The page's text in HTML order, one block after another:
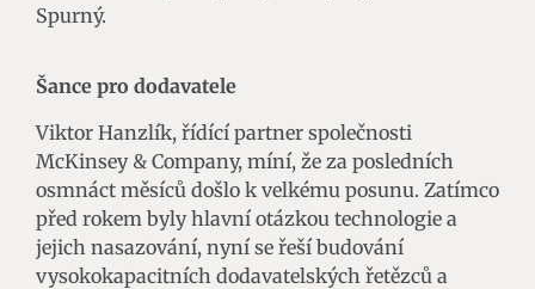
Spurný.
Šance pro dodavatele
Viktor Hanzlík, řídící partner společnosti
McKinsey & Company, míní, že za posledních
osmnáct měsíců došlo k velkému posunu. Zatímco
před rokem byly hlavní otázkou technologie a
jejich nasazování, nyní se řeší budování
vysokokapacitních dodavatelských řetězců a